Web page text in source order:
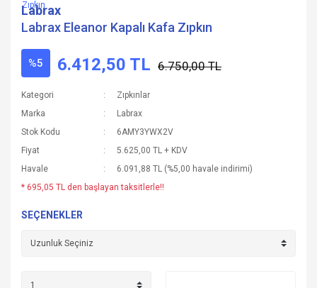
Labrax
Labrax Eleanor Kapalı Kafa Zıpkın
%5 6.412,50 TL 6.750,00 TL
Kategori
Zıpkınlar
Marka
Labrax
Stok Kodu
6AMY3YWX2V
Fiyat
5.625,00 TL + KDV
Havale
6.091,88 TL (%5,00 havale indirimi)
* 695,05 TL den başlayan taksitlerle!!
SEÇENEKLER